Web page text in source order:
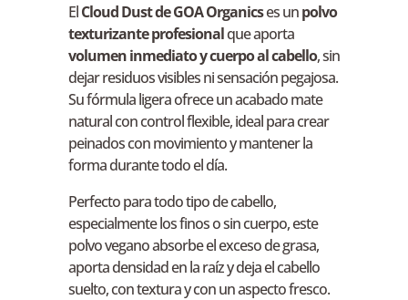
ElCloud Dust de GOA Organicses unpolvo
texturizante profesionalque aporta
volumen inmediato y cuerpo al cabello, sin
dejar residuos visibles ni sensación pegajosa.
Su fórmula ligera ofrece un acabado mate
natural con control flexible, ideal para crear
peinados con movimiento y mantener la
forma durante todo el día.
Perfecto para todo tipo de cabello,
especialmente los finos o sin cuerpo, este
polvo vegano absorbe el exceso de grasa,
aporta densidad en la raíz y deja el cabello
suelto, con textura y con un aspecto fresco.